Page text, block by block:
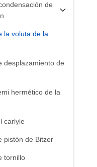
de
la voluta de la
desplazamiento de
hermético de la
carlyle
pistón de Bitzer
tornillo